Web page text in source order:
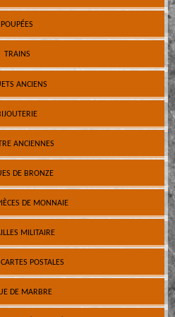
POUPÉES
TRAINS
ANCIENS
ANCIENNES
DE BRONZE
DE MONNAIE
MILITAIRE
POSTALES
DE MARBRE